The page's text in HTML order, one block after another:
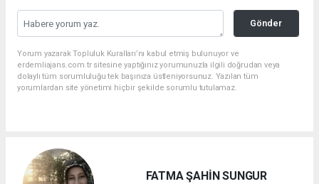
Gönder
Yorum yazarak Topluluk Kuralları’nı kabul etmiş bulunuyor ve
erdemliajans.com.tr sitesine yaptığınız yorumunuzla ilgili doğrudan veya
dolaylı tüm sorumluluğu tek başınıza üstleniyorsunuz. Yazılan tüm
yorumlardan site yönetimi hiçbir şekilde sorumlu tutulamaz.
FATMA ŞAHİN SUNGUR